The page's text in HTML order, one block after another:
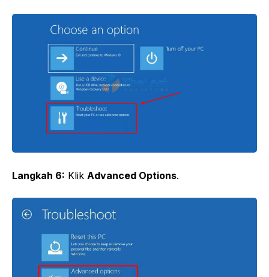
Langkah 6: Klik Advanced Options.